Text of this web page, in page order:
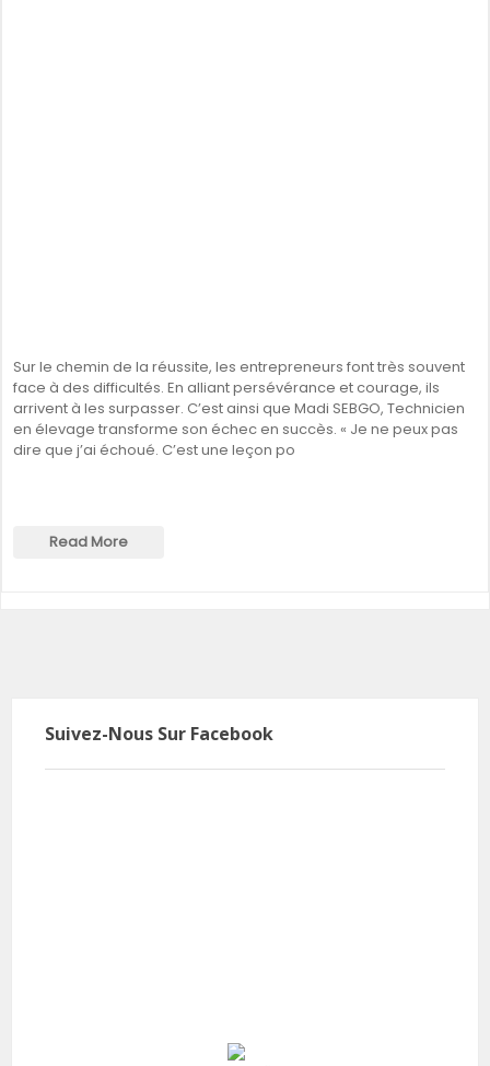
Sur le chemin de la réussite, les entrepreneurs font très souvent
face à des difficultés. En alliant persévérance et courage, ils
arrivent à les surpasser. C’est ainsi que Madi SEBGO, Technicien
en élevage transforme son échec en succès. « Je ne peux pas
dire que j’ai échoué. C’est une leçon po
Read More
Suivez-Nous Sur Facebook